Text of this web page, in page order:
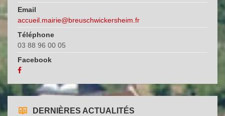
Email
accueil.mairie@breuschwickersheim.fr
Téléphone
03 88 96 00 05
Facebook
DERNIÈRES ACTUALITÉS